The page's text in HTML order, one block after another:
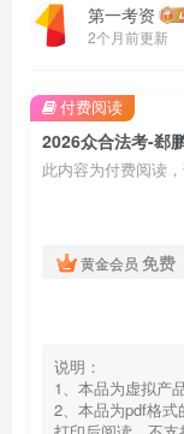
第一考资
2个月前更新
2026众合法考-郄
此内容为付费阅读
黄金会员 免费
说明：
1、本品为虚拟产
2、本品为pdf格
付费阅读